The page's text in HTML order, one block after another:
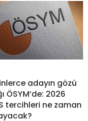
adayın gözü
ÖSYM’de: 2026
tercihleri ne zaman